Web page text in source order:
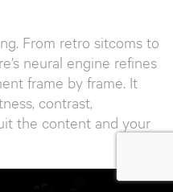
From retro sitcoms to
neural engine refines
frame by frame. It
contrast,
the content and your